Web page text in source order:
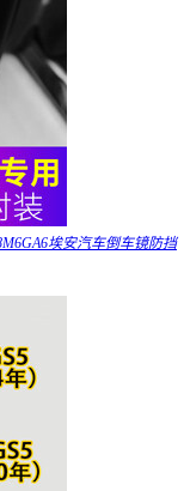
埃安汽车倒车镜防挡